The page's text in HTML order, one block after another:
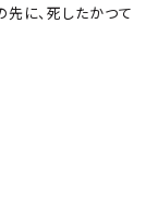
に、死したかつて